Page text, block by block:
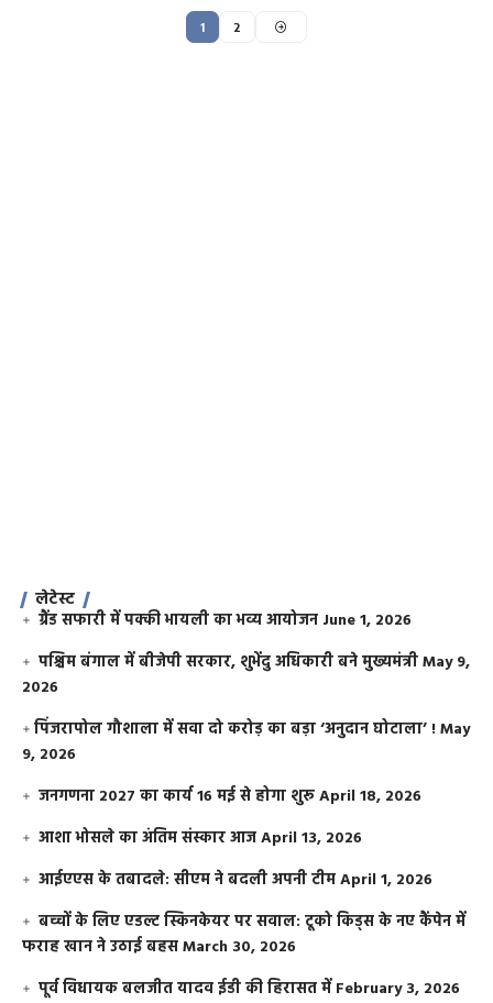
1 2
लेटेस्ट
ग्रैंड सफारी में पक्की भायली का भव्य आयोजन June 1, 2026
पश्चिम बंगाल में बीजेपी सरकार, शुभेंदु अधिकारी बने मुख्यमंत्रीMay 9,
2026
​पिंजरापोल गौशाला में सवा दो करोड़ का बड़ा ‘अनुदान घोटाला’ !May
9, 2026
जनगणना 2027 का कार्य 16 मई से होगा शुरूApril 18, 2026
आशा भोसले का अंतिम संस्कार आजApril 13, 2026
आईएएस के तबादले: सीएम ने बदली अपनी टीमApril 1, 2026
बच्चों के लिए एडल्ट स्किनकेयर पर सवाल: टूको किड्स के नए कैंपेन में
फराह खान ने उठाई बहसMarch 30, 2026
पूर्व विधायक बलजीत यादव ईडी की हिरासत में February 3, 2026